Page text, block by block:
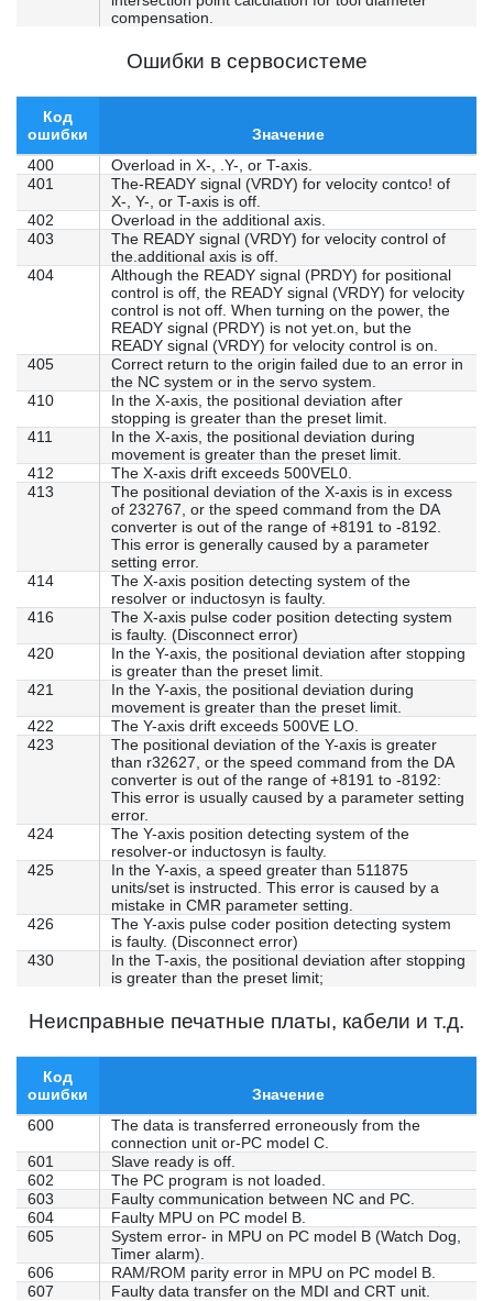
compensation.
Ошибки в сервосистеме
Код
ошибки
Значение
400
Overload in X-, .Y-, or T-axis.
401
The-READY signal (VRDY) for velocity contco! of
X-, Y-, or T-axis is off.
402
Overload in the additional axis.
403
The READY signal (VRDY) for velocity control of
the.additional axis is off.
404
Although the READY signal (PRDY) for positional
control is off, the READY signal (VRDY) for velocity
control is not off. When turning on the power, the
READY signal (PRDY) is not yet.on, but the
READY signal (VRDY) for velocity control is on.
405
Correct return to the origin failed due to an error in
the NC system or in the servo system.
410
In the X-axis, the positional deviation after
stopping is greater than the preset limit.
411
In the X-axis, the positional deviation during
movement is greater than the preset limit.
412
The X-axis drift exceeds 500VEL0.
413
The positional deviation of the X-axis is in excess
of 232767, or the speed command from the DA
converter is out of the range of +8191 to -8192.
This error is generally caused by a parameter
setting error.
414
The X-axis position detecting system of the
resolver or inductosyn is faulty.
416
The X-axis pulse coder position detecting system
is faulty. (Disconnect error)
420
In the Y-axis, the positional deviation after stopping
is greater than the preset limit.
421
In the Y-axis, the positional deviation during
movement is greater than the preset limit.
422
The Y-axis drift exceeds 500VE LO.
423
The positional deviation of the Y-axis is greater
than r32627, or the speed command from the DA
converter is out of the range of +8191 to -8192:
This error is usually caused by a parameter setting
error.
424
The Y-axis position detecting system of the
resolver-or inductosyn is faulty.
425
In the Y-axis, a speed greater than 511875
units/set is instructed. This error is caused by a
mistake in CMR parameter setting.
426
The Y-axis pulse coder position detecting system
is faulty. (Disconnect error)
430
In the T-axis, the positional deviation after stopping
is greater than the preset limit;
Неисправные печатные платы, кабели и т.д.
Код
ошибки
Значение
600
The data is transferred erroneously from the
connection unit or-PC model C.
601
Slave ready is off.
602
The PC program is not loaded.
603
Faulty communication between NC and PC.
604
Faulty MPU on PC model B.
605
System error- in MPU on PC model B (Watch Dog,
Timer alarm).
606
RAM/ROM parity error in MPU on PC model B.
607
Faulty data transfer on the MDI and CRT unit.